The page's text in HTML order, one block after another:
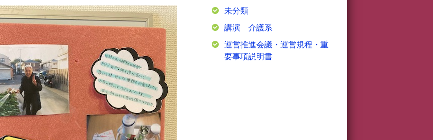
未分類
講演 介護系
運営推進会議・運営規程・重
要事項説明書